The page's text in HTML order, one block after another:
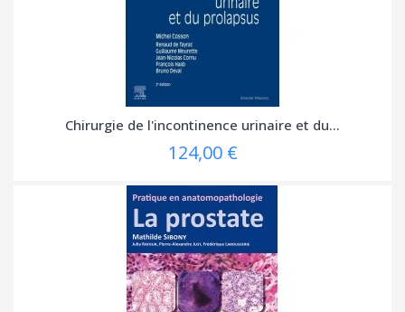
Chirurgie de l'incontinence urinaire et du...
124,00 €